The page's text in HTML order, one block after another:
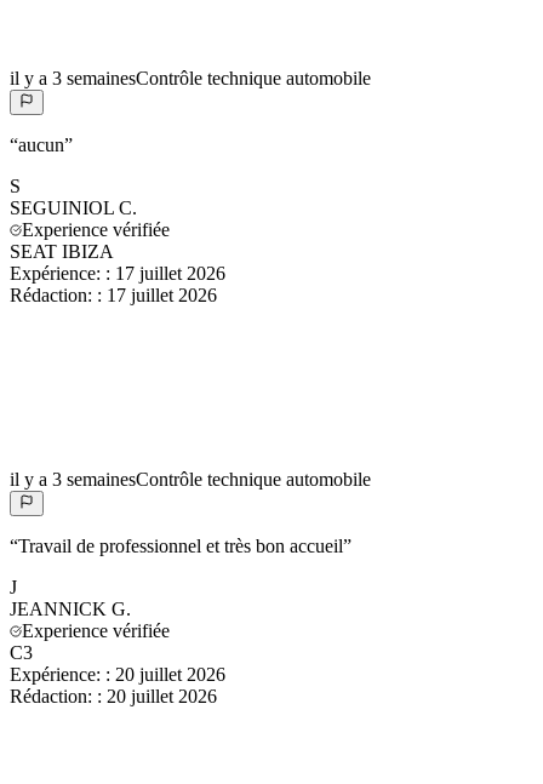
il y a 3 semainesContrôle technique automobile
“aucun”
S
SEGUINIOL C.
Experience vérifiée
SEAT IBIZA
Expérience: : 17 juillet 2026
Rédaction: : 17 juillet 2026
il y a 3 semainesContrôle technique automobile
“Travail de professionnel et très bon accueil”
J
JEANNICK G.
Experience vérifiée
C3
Expérience: : 20 juillet 2026
Rédaction: : 20 juillet 2026